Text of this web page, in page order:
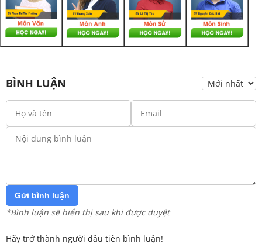
BÌNH LUẬN
Gửi bình luận
*Bình luận sẽ hiển thị sau khi được duyệt
Hãy trở thành người đầu tiên bình luận!